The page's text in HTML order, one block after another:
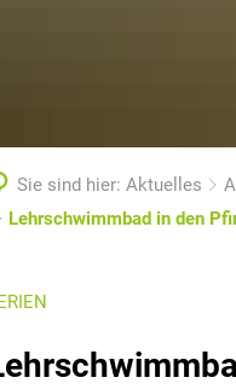
Sie sind hier: Aktuelles
Lehrschwimmbad in den